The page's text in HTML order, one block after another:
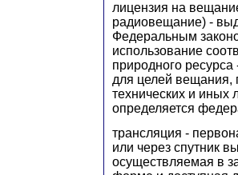
лицензия на
радиовещание) -
Федеральным
использование
природного ресурса
для целей вещания,
технических и иных
определяется
трансляция -
или через спутник
осуществляемая в